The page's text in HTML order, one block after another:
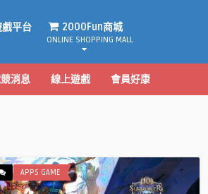
平台 2000Fun商城
ONLINE SHOPPING MALL
消息 線上遊戲 會員好康
APPS GAME